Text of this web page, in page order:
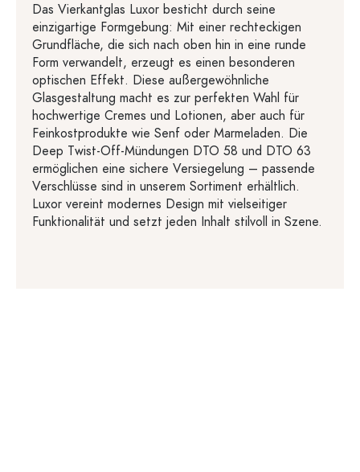
Das Vierkantglas Luxor besticht durch seine
einzigartige Formgebung: Mit einer rechteckigen
Grundfläche, die sich nach oben hin in eine runde
Form verwandelt, erzeugt es einen besonderen
optischen Effekt. Diese außergewöhnliche
Glasgestaltung macht es zur perfekten Wahl für
hochwertige Cremes und Lotionen, aber auch für
Feinkostprodukte wie Senf oder Marmeladen. Die
Deep Twist-Off-Mündungen DTO 58 und DTO 63
ermöglichen eine sichere Versiegelung – passende
Verschlüsse sind in unserem Sortiment erhältlich.
Luxor vereint modernes Design mit vielseitiger
Funktionalität und setzt jeden Inhalt stilvoll in Szene.